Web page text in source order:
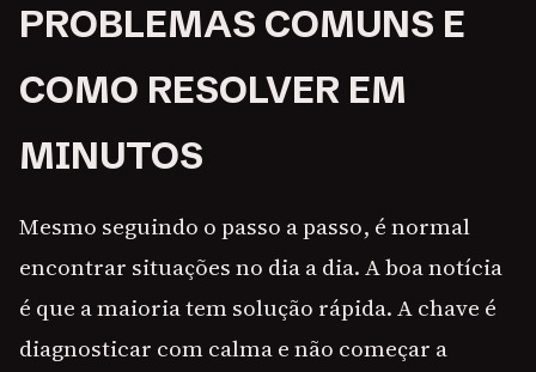
PROBLEMAS COMUNS E
COMO RESOLVER EM
MINUTOS
Mesmo seguindo o passo a passo, é normal
encontrar situações no dia a dia. A boa notícia
é que a maioria tem solução rápida. A chave é
diagnosticar com calma e não começar a